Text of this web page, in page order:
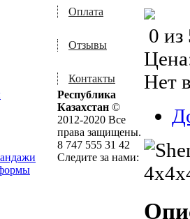
0 из
Нет
Оплата
Отзывы
Контакты
Республика
Казахстан ©
2012-2020 Все
права защищены.
8 747 555 31 42
Следите за нами: